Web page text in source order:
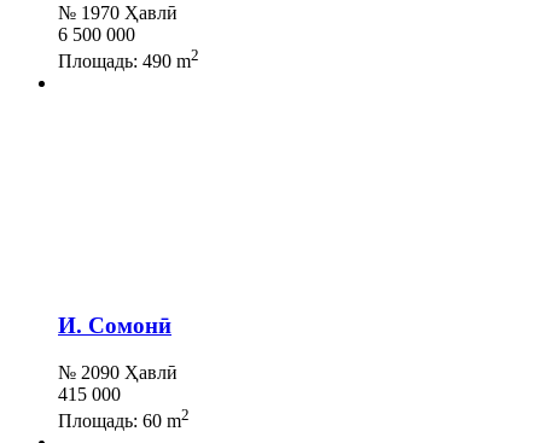
№ 1970 Ҳавлӣ
6 500 000
Площадь: 490 m2
И. Сомонӣ
№ 2090 Ҳавлӣ
415 000
Площадь: 60 m2